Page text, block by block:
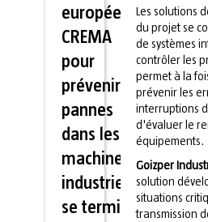
européen
CREMA
pour
prévenir les
pannes
dans les
machines
industrielles
se termine
Les solutions
du projet se
de systèmes
contrôler les
permet à la
prévenir les
interruptions
d'évaluer le
équipements.
Goizper
solution
situations
transmission